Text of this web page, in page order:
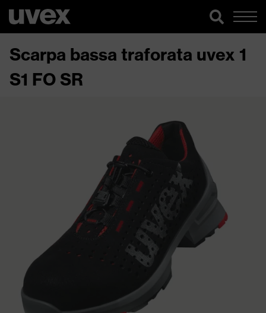
Scarpa bassa traforata uvex 1
S1 FO SR